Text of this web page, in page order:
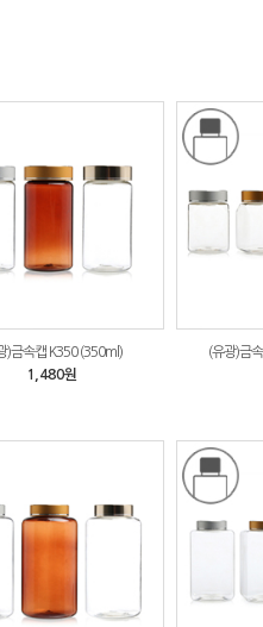
)금속캡 K350 (350ml)
1,480원
(유광)금